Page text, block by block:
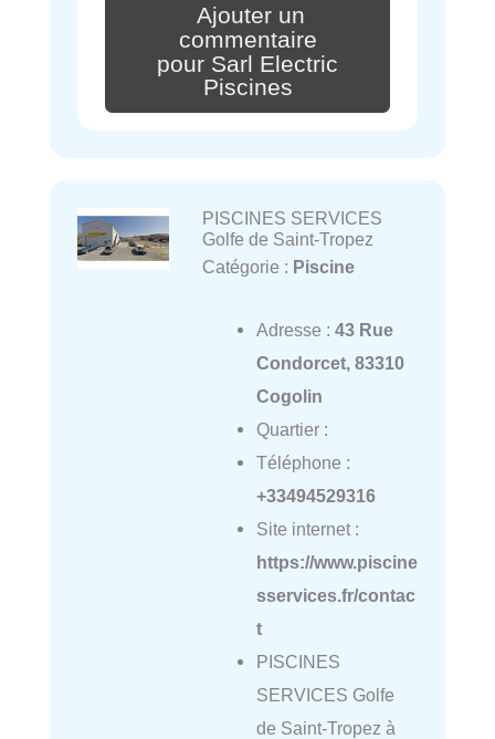
Ajouter un
commentaire
pour Sarl Electric
Piscines
PISCINES SERVICES
Golfe de Saint-Tropez
Catégorie : Piscine
Adresse : 43 Rue
Condorcet, 83310
Cogolin
Quartier :
Téléphone :
+33494529316
Site internet :
https://www.piscine
sservices.fr/contac
t
PISCINES
SERVICES Golfe
de Saint-Tropez à